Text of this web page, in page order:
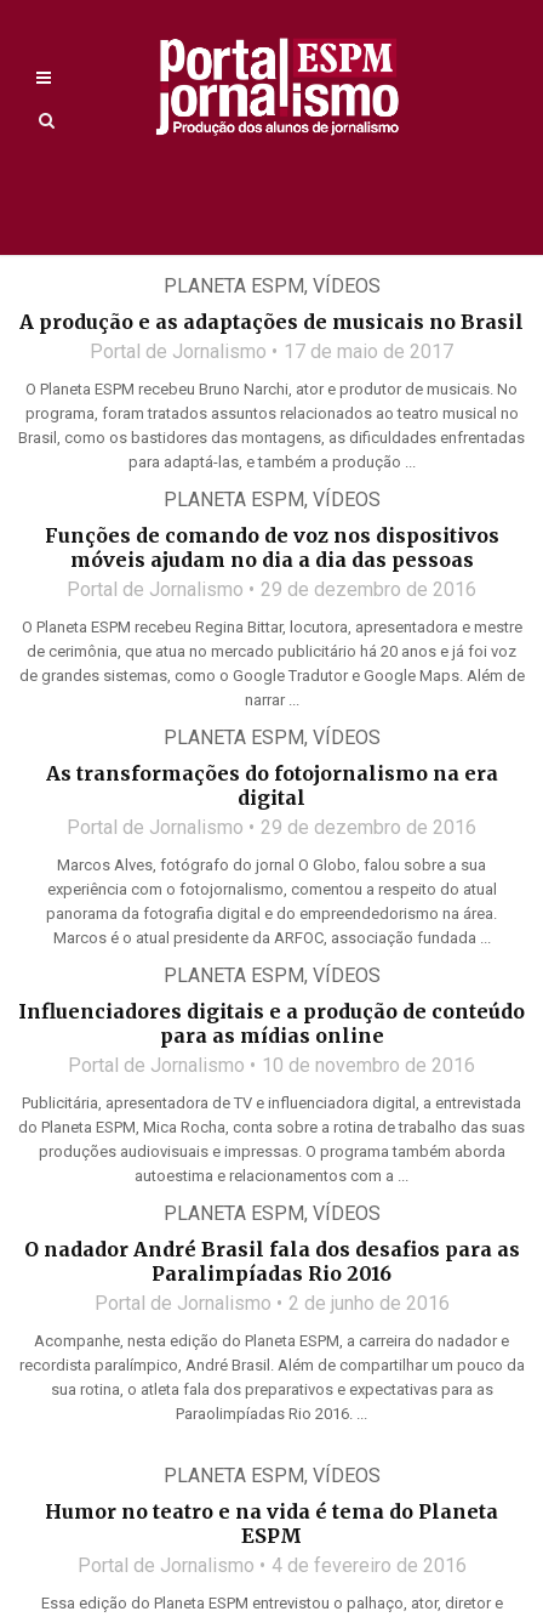
PLANETA ESPM, VÍDEOS
A produção e as adaptações de musicais no Brasil
Portal de Jornalismo 17 de maio de 2017
O Planeta ESPM recebeu Bruno Narchi, ator e produtor de musicais. No
programa, foram tratados assuntos relacionados ao teatro musical no
Brasil, como os bastidores das montagens, as dificuldades enfrentadas
para adaptá-las, e também a produção ...
PLANETA ESPM, VÍDEOS
Funções de comando de voz nos dispositivos
móveis ajudam no dia a dia das pessoas
Portal de Jornalismo 29 de dezembro de 2016
O Planeta ESPM recebeu Regina Bittar, locutora, apresentadora e mestre
de cerimônia, que atua no mercado publicitário há 20 anos e já foi voz
de grandes sistemas, como o Google Tradutor e Google Maps. Além de
narrar ...
PLANETA ESPM, VÍDEOS
As transformações do fotojornalismo na era
digital
Portal de Jornalismo 29 de dezembro de 2016
Marcos Alves, fotógrafo do jornal O Globo, falou sobre a sua
experiência com o fotojornalismo, comentou a respeito do atual
panorama da fotografia digital e do empreendedorismo na área.
Marcos é o atual presidente da ARFOC, associação fundada ...
PLANETA ESPM, VÍDEOS
Influenciadores digitais e a produção de conteúdo
para as mídias online
Portal de Jornalismo 10 de novembro de 2016
Publicitária, apresentadora de TV e influenciadora digital, a entrevistada
do Planeta ESPM, Mica Rocha, conta sobre a rotina de trabalho das suas
produções audiovisuais e impressas. O programa também aborda
autoestima e relacionamentos com a ...
PLANETA ESPM, VÍDEOS
O nadador André Brasil fala dos desafios para as
Paralimpíadas Rio 2016
Portal de Jornalismo 2 de junho de 2016
Acompanhe, nesta edição do Planeta ESPM, a carreira do nadador e
recordista paralímpico, André Brasil. Além de compartilhar um pouco da
sua rotina, o atleta fala dos preparativos e expectativas para as
Paraolimpíadas Rio 2016. ...
PLANETA ESPM, VÍDEOS
Humor no teatro e na vida é tema do Planeta
ESPM
Portal de Jornalismo 4 de fevereiro de 2016
Essa edição do Planeta ESPM entrevistou o palhaço, ator, diretor e